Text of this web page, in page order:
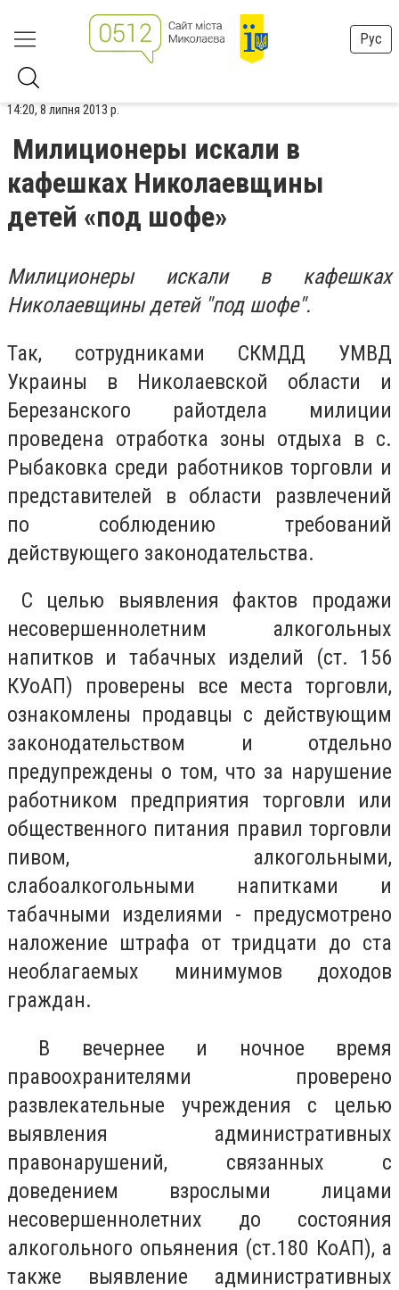
Рус
14:20, 8 липня 2013 р.
Милиционеры искали в
кафешках Николаевщины
детей «под шофе»
Милиционеры искали в кафешках
Николаевщины детей "под шофе".
Так, сотрудниками СКМДД УМВД
Украины в Николаевской области и
Березанского райотдела милиции
проведена отработка зоны отдыха в с.
Рыбаковка среди работников торговли и
представителей в области развлечений
по соблюдению требований
действующего законодательства.
С целью выявления фактов продажи
несовершеннолетним алкогольных
напитков и табачных изделий (ст. 156
КУоАП) проверены все места торговли,
ознакомлены продавцы с действующим
законодательством и отдельно
предупреждены о том, что за нарушение
работником предприятия торговли или
общественного питания правил торговли
пивом, алкогольными,
слабоалкогольными напитками и
табачными изделиями - предусмотрено
наложение штрафа от тридцати до ста
необлагаемых минимумов доходов
граждан.
В вечернее и ночное время
правоохранителями проверено
развлекательные учреждения с целью
выявления административных
правонарушений, связанных с
доведением взрослыми лицами
несовершеннолетних до состояния
алкогольного опьянения (ст.180 КоАП), а
также выявление административных